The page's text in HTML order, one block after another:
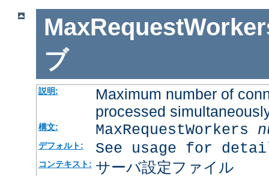
ブ
説明:
Maximum number of
processed
構文: MaxRequestWorkers
デフォルト: See usage for
コンテキスト: サーバ設定ファイル